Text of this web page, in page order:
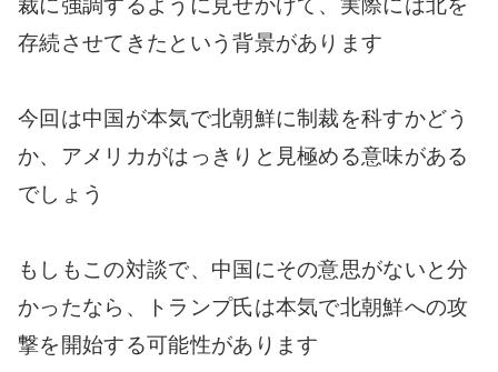
裁に強調するように見せかけて、実際には北を
存続させてきたという背景があります
今回は中国が本気で北朝鮮に制裁を科すかどう
か、アメリカがはっきりと見極める意味がある
でしょう
もしもこの対談で、中国にその意思がないと分
かったなら、トランプ氏は本気で北朝鮮への攻
撃を開始する可能性があります